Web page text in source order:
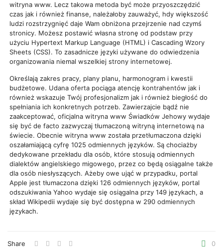
witryna www. Lecz takowa metoda być może przyoszczędzić
czas jak i również finanse, należałoby zauważyć, hdy większość
ludzi rozstrzygnięć daje Wam obniżona przejrzenie nad czymś
stronicy. Możesz postawić własna stronę od podstaw przy
użyciu Hypertext Markup Language (HTML) i Cascading Wzory
Sheets (CSS). To zasadnicze języki używane do odwiedzenia
organizowania niemal wszelkiej strony internetowej.
Określają zakres pracy, plany planu, harmonogram i kwestii
budżetowe. Udana oferta pociąga atencję kontrahentów jak i
również wskazuje Twój profesjonalizm jak i również biegłość do
spełniania ich konkretnych potrzeb. Zawierzajcie bądź nie
zaakceptować, oficjalna witryna www Świadków Jehowy wydaje
się być de facto zazwyczaj tłumaczoną witryną internetową na
świecie. Obecnie witryna www została przetłumaczona dzięki
oszałamiającą cyfrę 1025 odmiennych języków. Są chociażby
dedykowane przekładu dla osób, które stosują odmiennych
dialektów angielskiego migowego, przez co będą osiągalne także
dla osób niesłyszących. Ażeby owe ująć w przypadku, portal
Apple jest tłumaczona dzięki 126 odmiennych języków, portal
odszukiwania Yahoo wydaje się osiągalna przy 149 językach, a
skład Wikipedii wydaje się być dostępna w 290 odmiennych
językach.
Share 0